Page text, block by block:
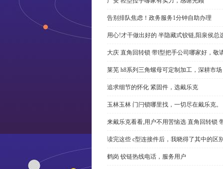
告别排队焦虑！政务服务1分钟自助办理
用心!才干做出好的 半隐藏式铰链,阳泉侯总
大庆 直角回转锁 带l型把手公司哪家好，敬
莱芜 h8系列三角螺母可定制加工，深耕市场
追求细节的怀化 紧固件，选戴乐克
玉林玉林 门闩锁哪里找，一切尽在戴乐克。
来戴乐克看看,用户不用苦恼选 直角回转锁
读完这些 c型连接件后，我晓得了其中的区
鹤岗 铰链热线电话，服务用户